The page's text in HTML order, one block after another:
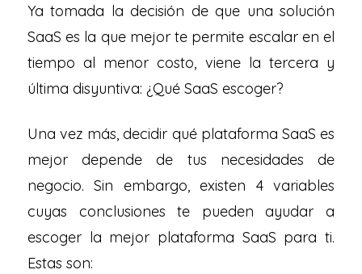
Ya tomada la decisión de que una solución
SaaS es la que mejor te permite escalar en el
tiempo al menor costo, viene la tercera y
última disyuntiva: ¿Qué SaaS escoger?
Una vez más, decidir qué plataforma SaaS es
mejor depende de tus necesidades de
negocio. Sin embargo, existen 4 variables
cuyas conclusiones te pueden ayudar a
escoger la mejor plataforma SaaS para ti.
Estas son: